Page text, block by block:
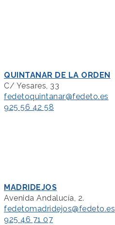
QUINTANAR DE LA ORDEN
C/ Yesares, 33
fedetoquintanar@fedeto.es
925 56 42 58
MADRIDEJOS
Avenida Andalucía, 2.
fedetomadridejos@fedeto.es
925 46 71 07